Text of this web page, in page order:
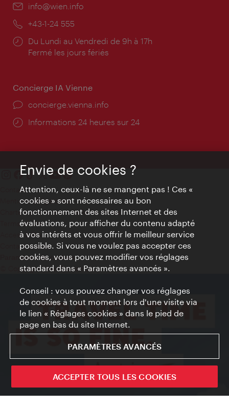
E-
info@wien.info
Téléphone:
+43-1-24 555
Horaires
d'ouverture:
Du Lundi au Vendredi de 9h à 17h
Fermé les jours fériés
Concierge IA Vienne
Ort:
concierge.vienna.info
Öffnungszeiten:
Informations 24 heures sur 24
Contact
Mentions obligatoires
Charte sur le respect de la vie privée
Terms of Use
Accessibilité
Contact presse
Paramètres de cookies
© Copyright WienTourismus
Envie de cookies ?
Attention, ceux-là ne se mangent pas ! Ces «
cookies » sont nécessaires au bon
fonctionnement des sites Internet et des
évaluations, pour afficher du contenu adapté
à vos intérêts et vous offrir le meilleur service
possible. Si vous ne voulez pas accepter ces
cookies, vous pouvez modifier vos réglages
standard dans « Paramètres avancés ».
Conseil : vous pouvez changer vos réglages
de cookies à tout moment lors d'une visite via
le lien « Réglages cookies » dans le pied de
page en bas du site Internet.
PARAMÈTRES AVANCÉS
ACCEPTER TOUS LES COOKIES